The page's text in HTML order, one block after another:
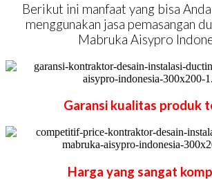
Berikut ini manfaat yang bisa
menggunakan jasa pemasangan
Mabruka Aisypro
Garansi kualitas produk
Harga yang sangat